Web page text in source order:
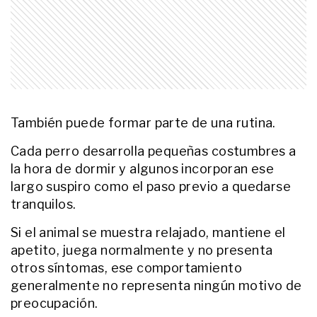
También puede formar parte de una rutina.
Cada perro desarrolla pequeñas costumbres a
la hora de dormir y algunos incorporan ese
largo suspiro como el paso previo a quedarse
tranquilos.
Si el animal se muestra relajado, mantiene el
apetito, juega normalmente y no presenta
otros síntomas, ese comportamiento
generalmente no representa ningún motivo de
preocupación.
LIFESTYLE
Por qué algunos gatos se
acuestan sobre la ropa recién
lavada y qué significa ese
comportamiento
Por qué algunos gatos tienen un
LIFESTYLE
evitar que se aburra
LIFESTYLE
Por qué algunos gatos amasan
con las patas antes de acostarse